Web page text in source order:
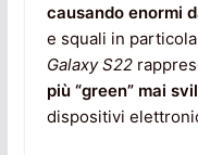
causando enormi
e squali in
Galaxy S22
più “green” mai
dispositivi